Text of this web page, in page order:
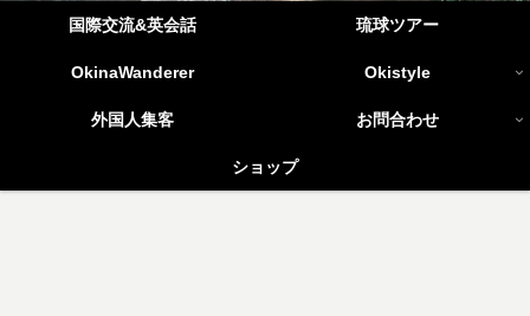
国際交流&英会話 琉球ツアー
OkinaWanderer Okistyle
外国人集客 お問合わせ
ショップ